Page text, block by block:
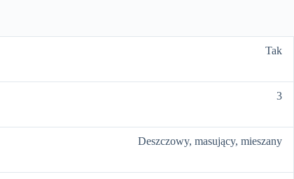
Tak
3
Deszczowy, masujący, mieszany